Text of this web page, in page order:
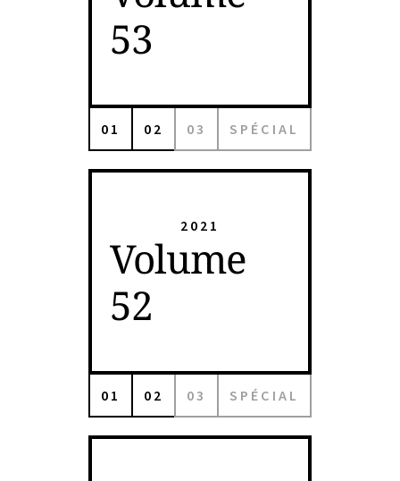
53
01 02 03 SPÉCIAL
2021
Volume
52
01 02 03 SPÉCIAL